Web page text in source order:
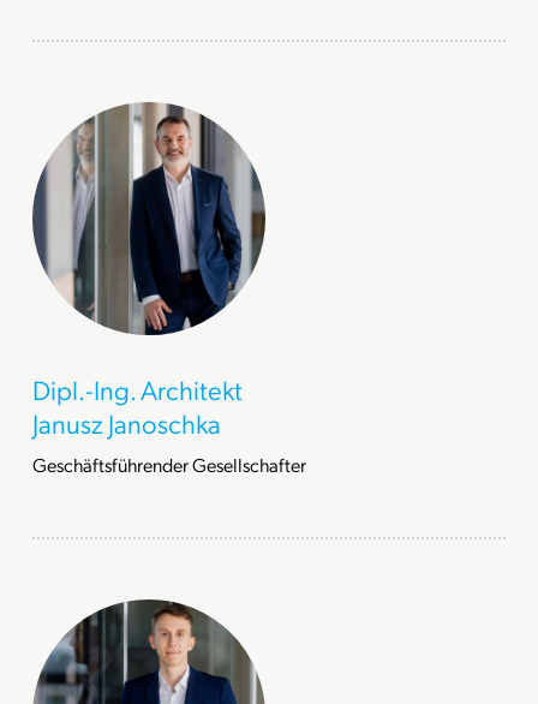
Dipl.-Ing. Architekt
Janusz Janoschka
Geschäftsführender Gesellschafter